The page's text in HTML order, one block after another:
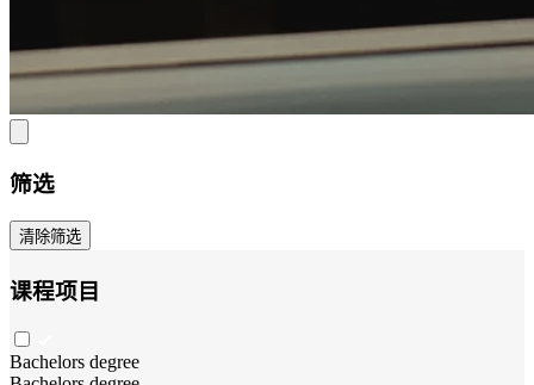
筛选
清除筛选
课程项目
Bachelors degree